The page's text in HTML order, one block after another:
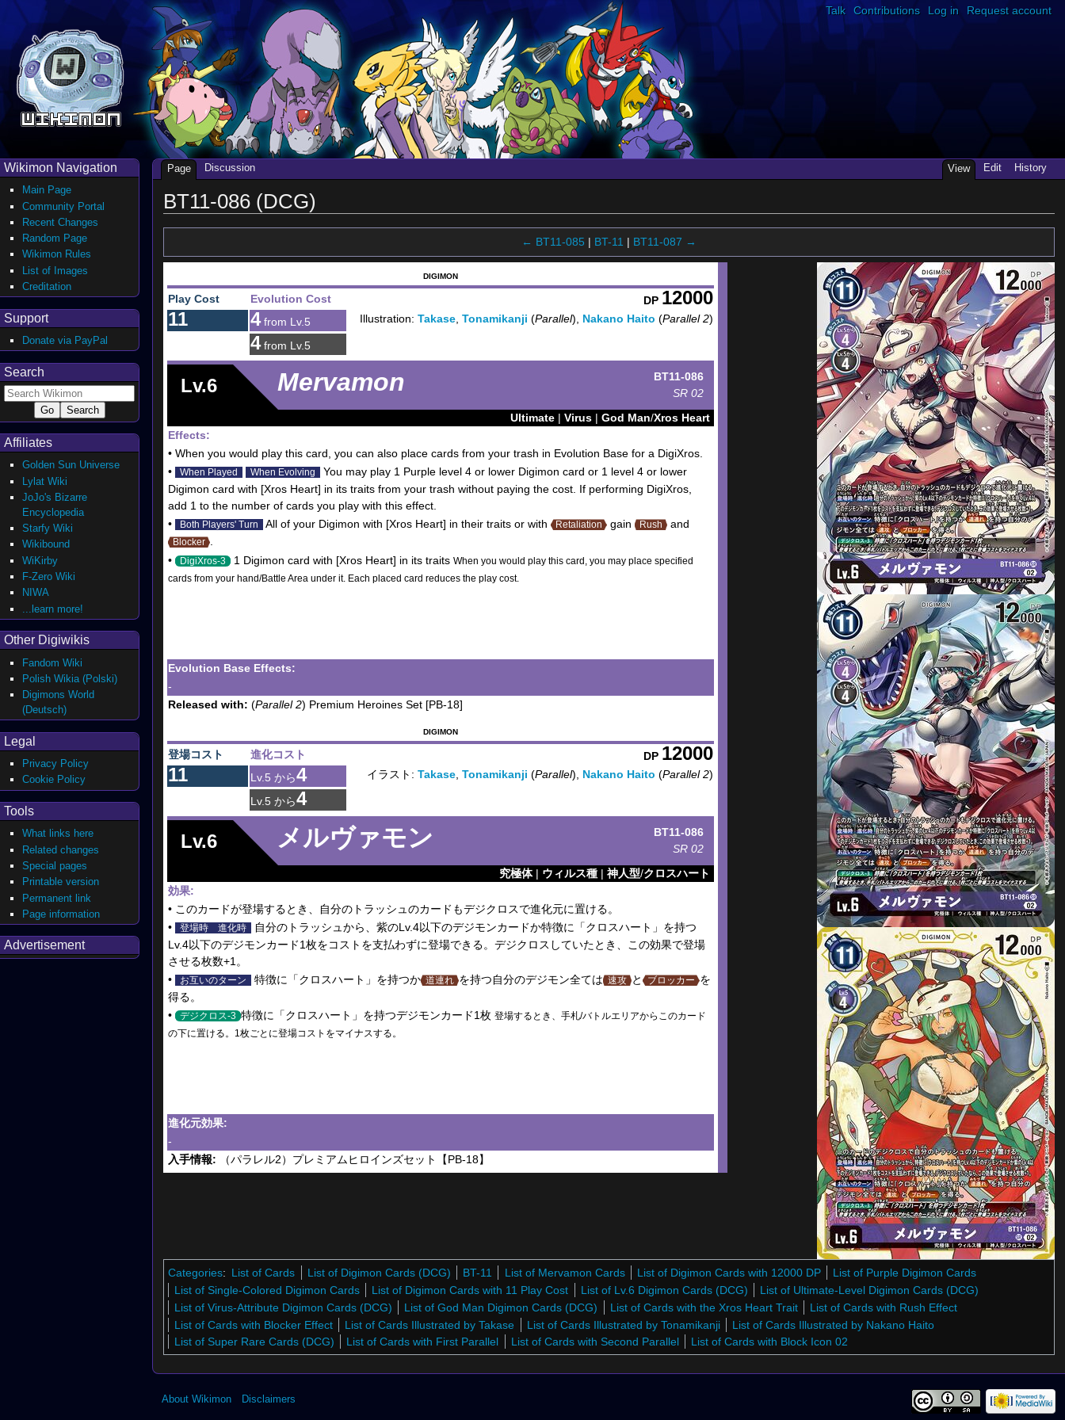
BT11-086 (DCG)
← BT11-085 | BT-11 | BT11-087 →
DIGIMON
Play Cost Evolution Cost DP 12000
11
4 from Lv.5 Illustration: Takase, Tonamikanji (Parallel), Nakano Haito (Parallel 2)
4 from Lv.5
Lv.6 Mervamon
BT11-086
SR 02
Ultimate| Virus| God Man/Xros Heart
Effects:
• When you would play this card, you can also place cards from your trash in Evolution Base for a DigiXros.
•
When Played When Evolving
You may play 1 Purple level 4 or lower Digimon card or 1 level 4 or lower
Digimon card with [Xros Heart] in its traits from your trash without paying the cost. If performing DigiXros,
add 1 to the number of cards you play with this effect.
•
Both Players' Turn All of your Digimon with [Xros Heart] in their traits or with Retaliation gain Rush and
Blocker .
•
DigiXros-3 1 Digimon card with [Xros Heart] in its traits When you would play this card, you may place specified
cards from your hand/Battle Area under it. Each placed card reduces the play cost.
Evolution Base Effects:
-
Released with: (Parallel 2) Premium Heroines Set [PB-18]
DIGIMON
登場コスト 進化コスト DP 12000
11
Lv.5 から4 イラスト: Takase, Tonamikanji (Parallel), Nakano Haito (Parallel 2)
Lv.5 から4
Lv.6
メルヴァモン
BT11-086
SR 02
究極体| ウィルス種| 神人型/クロスハート
効果:
• このカードが登場するとき、自分のトラッシュのカードもデジクロスで進化元に置ける。
•
登場時 進化時
自分のトラッシュから、紫のLv.4以下のデジモンカードか特徴に「クロスハート」を持つ
Lv.4以下のデジモンカード1枚をコストを支払わずに登場できる。デジクロスしていたとき、この効果で登場
させる枚数+1。
•
お互いのターン 特徴に「クロスハート」を持つか 道連れ を持つ自分のデジモン全ては 速攻 と ブロッカー を
得る。
•
デジクロス-3 特徴に「クロスハート」を持つデジモンカード1枚 登場するとき、手札/バトルエリアからこのカード
の下に置ける。1枚ごとに登場コストをマイナスする。
進化元効果:
-
入手情報: （パラレル2）プレミアムヒロインズセット【PB-18】
Categories: List of Cards List of Digimon Cards (DCG) BT-11 List of Mervamon Cards List of Digimon Cards with 12000 DP
List of Purple Digimon Cards
List of Single-Colored Digimon Cards
List of Digimon Cards with 11 Play Cost List of Lv.6 Digimon Cards (DCG)
List of Ultimate-Level Digimon Cards (DCG)
List of Virus-Attribute Digimon Cards (DCG)
List of God Man Digimon Cards (DCG) List of Cards with the Xros Heart Trait
List of Cards with Rush Effect
List of Cards with Blocker Effect
List of Cards Illustrated by Takase List of Cards Illustrated by Tonamikanji
List of Cards Illustrated by Nakano Haito
List of Super Rare Cards (DCG)
List of Cards with First Parallel List of Cards with Second Parallel List of Cards with Block Icon 02
Talk Contributions Log in Request account
Page Discussion View Edit History
Wikimon Navigation
Main Page
Community Portal
Recent Changes
Random Page
Wikimon Rules
List of Images
Creditation
Support
Donate via PayPal
Search
Affiliates
Golden Sun Universe
Lylat Wiki
JoJo's Bizarre
Encyclopedia
Starfy Wiki
Wikibound
WiKirby
F-Zero Wiki
NIWA
...learn more!
Other Digiwikis
Fandom Wiki
Polish Wikia (Polski)
Digimons World
(Deutsch)
Legal
Privacy Policy
Cookie Policy
Tools
What links here
Related changes
Special pages
Printable version
Permanent link
Page information
Advertisement
About Wikimon Disclaimers